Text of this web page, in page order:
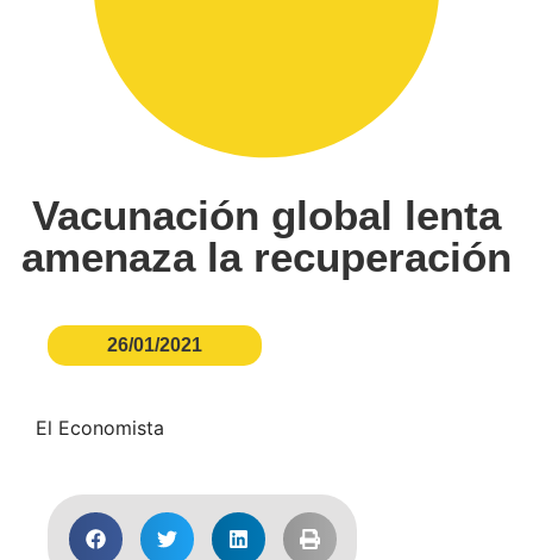
Vacunación global lenta
amenaza la recuperación
26/01/2021
El Economista